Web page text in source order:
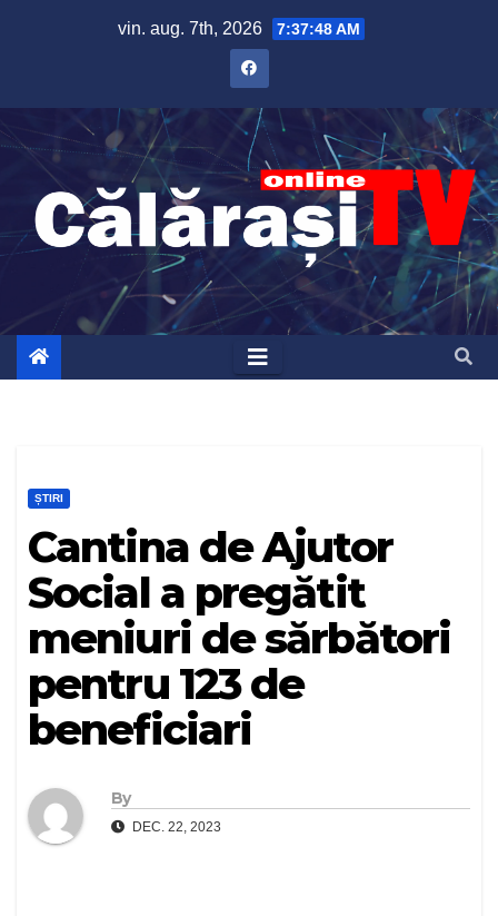
vin. aug. 7th, 2026 7:37:48 AM
ȘTIRI
Cantina de Ajutor
Social a pregătit
meniuri de sărbători
pentru 123 de
beneficiari
By
DEC. 22, 2023